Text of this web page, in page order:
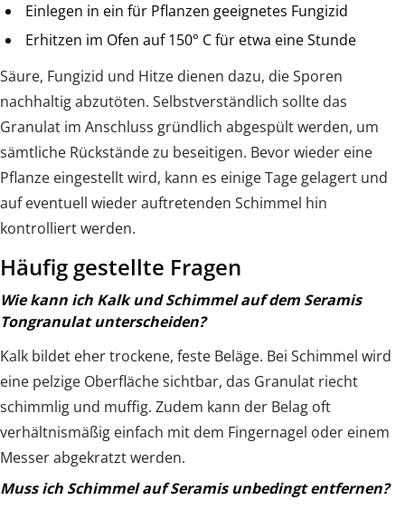
Einlegen in ein für Pflanzen geeignetes Fungizid
Erhitzen im Ofen auf 150° C für etwa eine Stunde
Säure, Fungizid und Hitze dienen dazu, die Sporen
nachhaltig abzutöten. Selbstverständlich sollte das
Granulat im Anschluss gründlich abgespült werden, um
sämtliche Rückstände zu beseitigen. Bevor wieder eine
Pflanze eingestellt wird, kann es einige Tage gelagert und
auf eventuell wieder auftretenden Schimmel hin
kontrolliert werden.
Häufig gestellte Fragen
Wie kann ich Kalk und Schimmel auf dem Seramis
Tongranulat unterscheiden?
Kalk bildet eher trockene, feste Beläge. Bei Schimmel wird
eine pelzige Oberfläche sichtbar, das Granulat riecht
schimmlig und muffig. Zudem kann der Belag oft
verhältnismäßig einfach mit dem Fingernagel oder einem
Messer abgekratzt werden.
Muss ich Schimmel auf Seramis unbedingt entfernen?